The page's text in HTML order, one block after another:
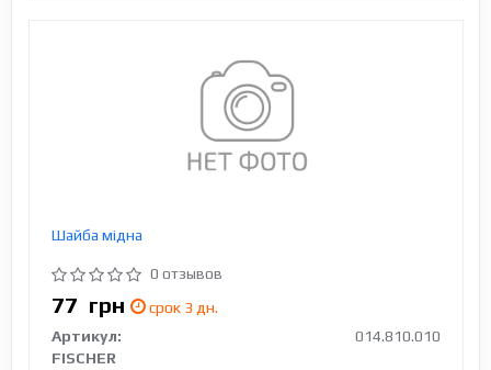
Шайба мідна
0 отзывов
77 грн
срок 3 дн.
Артикул:
014.810.010
FISCHER